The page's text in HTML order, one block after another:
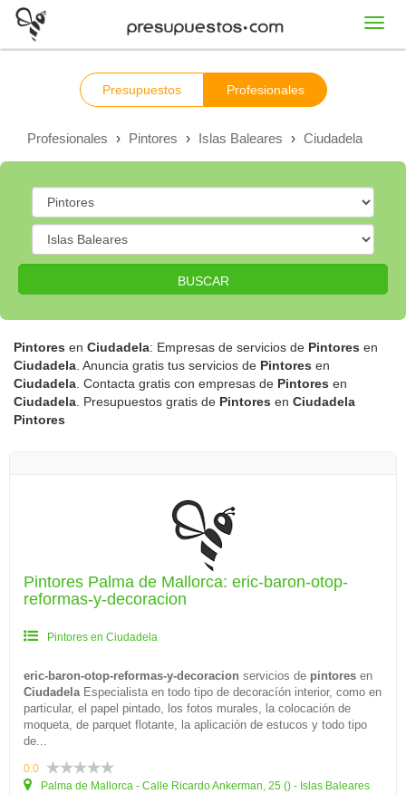
Presupuestos Profesionales
Profesionales › Pintores › Islas Baleares › Ciudadela
BUSCAR
Pintores en Ciudadela: Empresas de servicios de Pintores en
Ciudadela . Anuncia gratis tus servicios de Pintores en
Ciudadela . Contacta gratis con empresas de Pintores en
Ciudadela . Presupuestos gratis de Pintores en Ciudadela
Pintores
Pintores Palma de Mallorca: eric-baron-otop-
reformas-y-decoracion
Pintores en Ciudadela
eric-baron-otop-reformas-y-decoracion servicios de pintores en
CiudadelaEspecialista en todo tipo de decoracíón interior, como en
particular, el papel pintado, los fotos murales, la colocación de
moqueta, de parquet flotante, la aplicación de estucos y todo tipo
de...
0.0
Palma de Mallorca - Calle Ricardo Ankerman, 25 () - Islas Baleares